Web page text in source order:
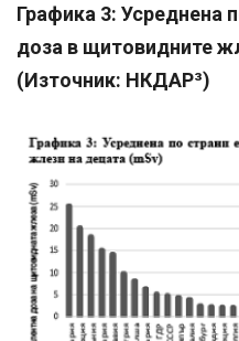
Графика 3: Усреднена
доза в щитовидните
(Източник: НКДАР³)